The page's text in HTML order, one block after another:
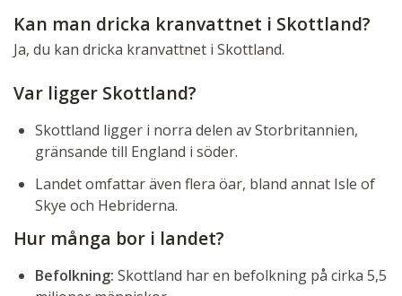
Kan man dricka kranvattnet i Skottland?
Ja, du kan dricka kranvattnet i Skottland.
Var ligger Skottland?
Skottland ligger i norra delen av Storbritannien,
gränsande till England i söder.
Landet omfattar även flera öar, bland annat Isle of
Skye och Hebriderna.
Hur många bor i landet?
Befolkning: Skottland har en befolkning på cirka 5,5